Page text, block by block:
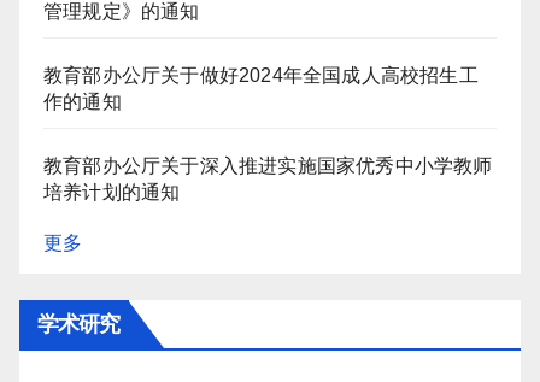
管理规定》的通知
教育部办公厅关于做好2024年全国成人高校招生工
作的通知
教育部办公厅关于深入推进实施国家优秀中小学教师
培养计划的通知
更多
学术研究